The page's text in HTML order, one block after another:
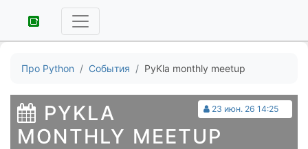
Про Python События PyKla monthly meetup
23 июн. 26 14:25
PYKLA
MONTHLY MEETUP